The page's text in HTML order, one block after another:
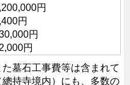
円
円
円
円
墓石工事費等は含まれて
持寺境内）にも、多数の